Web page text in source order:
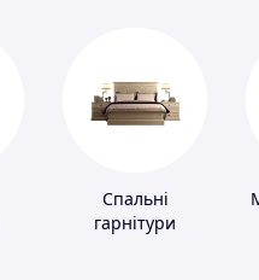
Спальні
гарнітури